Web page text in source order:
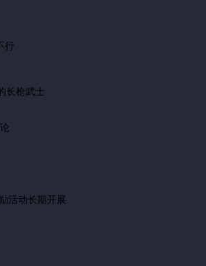
行
长枪武士
活动长期开展